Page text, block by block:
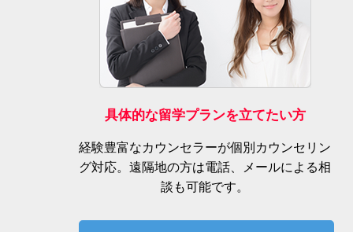
具体的な留学プランを立てたい方
経験豊富なカウンセラーが個別カウンセリン
グ対応。遠隔地の方は電話、メールによる相
談も可能です。